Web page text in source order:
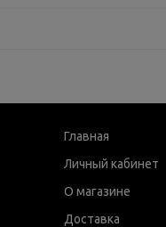
Главная
Личный кабинет
О магазине
Доставка